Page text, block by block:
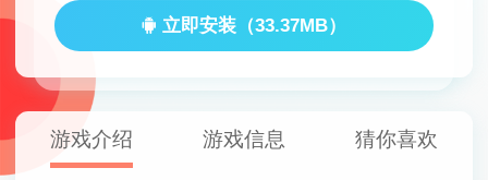
立即安装（33.37MB）
游戏介绍 游戏信息 猜你喜欢